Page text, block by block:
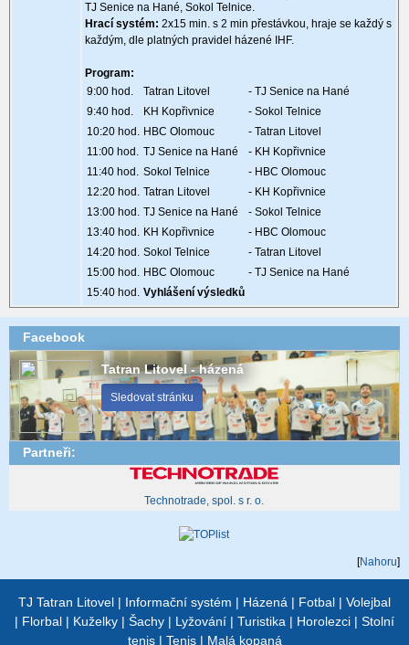
TJ Senice na Hané, Sokol Telnice.
Hrací systém: 2x15 min. s 2 min přestávkou, hraje se každý s
každým, dle platných pravidel házené IHF.
Program:
9:00 hod.
Tatran Litovel
- TJ Senice na Hané
9:40 hod.
KH Kopřivnice
- Sokol Telnice
10:20 hod. HBC Olomouc
- Tatran Litovel
11:00 hod. TJ Senice na Hané
- KH Kopřivnice
11:40 hod. Sokol Telnice
- HBC Olomouc
12:20 hod. Tatran Litovel
- KH Kopřivnice
13:00 hod. TJ Senice na Hané
- Sokol Telnice
13:40 hod. KH Kopřivnice
- HBC Olomouc
14:20 hod. Sokol Telnice
- Tatran Litovel
15:00 hod. HBC Olomouc
- TJ Senice na Hané
15:40 hod. Vyhlášení výsledků
Facebook
Tatran Litovel - házená
Sledovat stránku
Partneři:
Technotrade, spol. s r. o.
[Nahoru]
TJ Tatran Litovel | Informační systém | Házená | Fotbal | Volejbal
| Florbal | Kuželky | Šachy | Lyžování | Turistika | Horolezci | Stolní
tenis| Tenis| Malá kopaná